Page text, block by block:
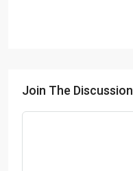
Join The Discussion